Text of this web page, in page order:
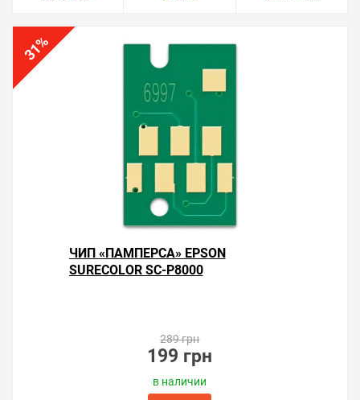
31
%
ЧИП «ПАМПЕРСА» EPSON
SURECOLOR SC-P8000
289 грн
199 грн
в наличии